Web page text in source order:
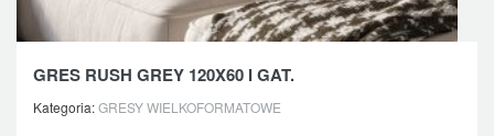
GRES RUSH GREY 120X60 I GAT.
Kategoria:GRESY WIELKOFORMATOWE